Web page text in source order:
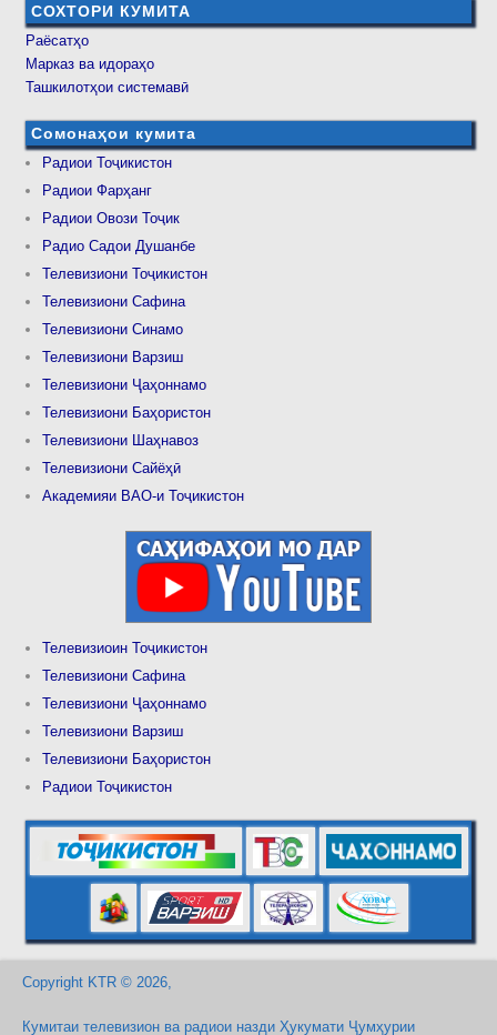
СОХТОРИ КУМИТА
Раёсатҳо
Марказ ва идораҳо
Ташкилотҳои системавӣ
Сомонаҳои кумита
Радиои Тоҷикистон
Радиои Фарҳанг
Радиои Овози Тоҷик
Радио Садои Душанбе
Телевизиони Тоҷикистон
Телевизиони Сафина
Телевизиони Синамо
Телевизиони Варзиш
Телевизиони Ҷаҳоннамо
Телевизиони Баҳористон
Телевизиони Шаҳнавоз
Телевизиони Сайёҳӣ
Академияи ВАО-и Тоҷикистон
Телевизиоин Тоҷикистон
Телевизиони Сафина
Телевизиони Ҷаҳоннамо
Телевизиони Варзиш
Телевизиони Баҳористон
Радиои Тоҷикистон
Copyright KTR © 2026,
Кумитаи телевизион ва радиои назди Ҳукумати Ҷумҳурии